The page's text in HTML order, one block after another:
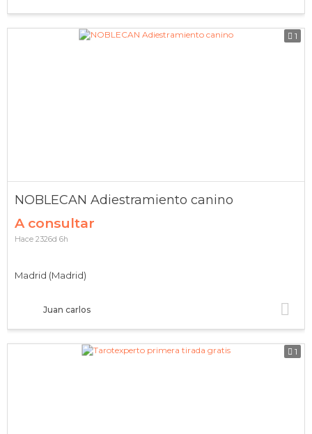
1
NOBLECAN Adiestramiento canino
A consultar
Juan carlos
Madrid (Madrid)
Hace 2326d 6h
1